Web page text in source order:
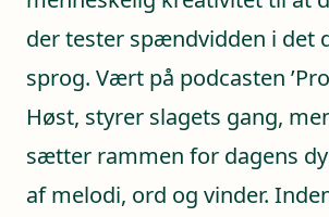
der tester spændvidden i det
sprog. Vært på podcasten
Høst, styrer slagets gang,
sætter rammen for dagens
af melodi, ord og vinder.